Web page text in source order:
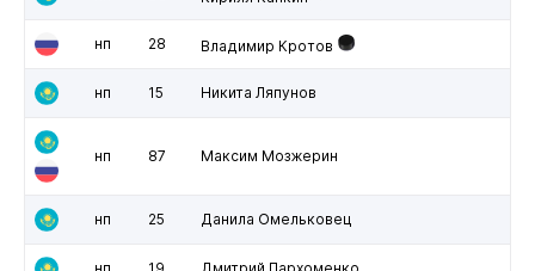
нп 28 Владимир Кротов
нп 15 Никита Ляпунов
нп 87 Максим Мозжерин
нп 25 Данила Омельковец